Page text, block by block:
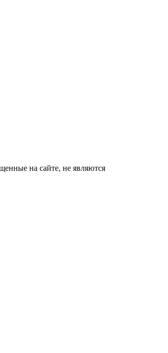
на сайте, не являются